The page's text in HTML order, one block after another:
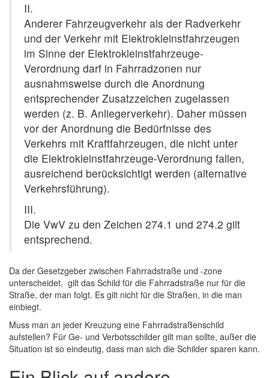
II.
Anderer Fahrzeugverkehr als der Radverkehr
und der Verkehr mit Elektrokleinstfahrzeugen
im Sinne der Elektrokleinstfahrzeuge-
Verordnung darf in Fahrradzonen nur
ausnahmsweise durch die Anordnung
entsprechender Zusatzzeichen zugelassen
werden (z. B. Anliegerverkehr). Daher müssen
vor der Anordnung die Bedürfnisse des
Verkehrs mit Kraftfahrzeugen, die nicht unter
die Elektrokleinstfahrzeuge-Verordnung fallen,
ausreichend berücksichtigt werden (alternative
Verkehrsführung).
III.
Die VwV zu den Zeichen 274.1 und 274.2 gilt
entsprechend.
Da der Gesetzgeber zwischen Fahrradstraße und -zone
unterscheidet, gilt das Schild für die Fahrradstraße nur für die
Straße, der man folgt. Es gilt nicht für die Straßen, in die man
einbiegt.
Muss man an jeder Kreuzung eine Fahrradstraßenschild
aufstellen? Für Ge- und Verbotsschilder gilt man sollte, außer die
Situation ist so eindeutig, dass man sich die Schilder sparen kann.